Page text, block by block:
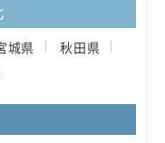
城県
秋田県